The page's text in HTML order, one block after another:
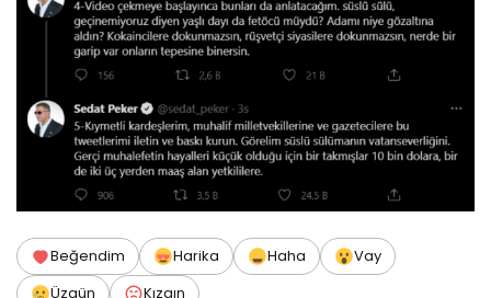
Beğendim Harika Haha
Vay
Üzgün
Kızgın